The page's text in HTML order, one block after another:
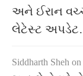
અને ઈરાન
લેટેસ્ટ
Siddharth Sheh on